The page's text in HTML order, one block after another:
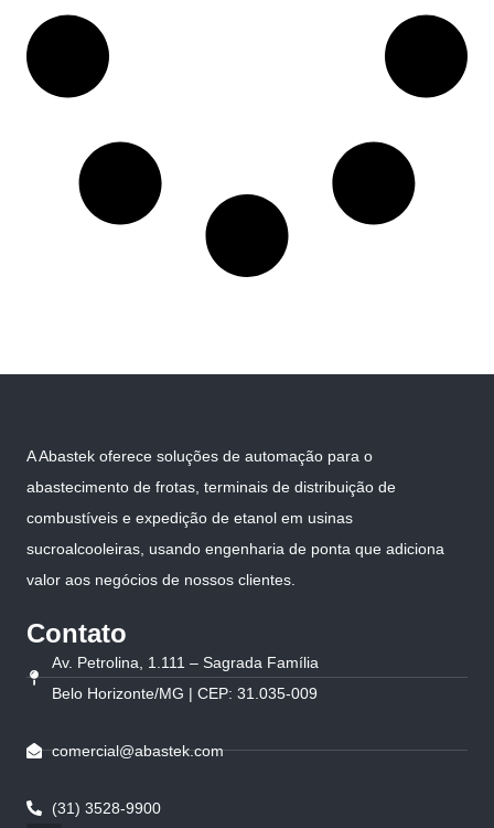
A Abastek oferece soluções de automação para o
abastecimento de frotas, terminais de distribuição de
combustíveis e expedição de etanol em usinas
sucroalcooleiras, usando engenharia de ponta que adiciona
valor aos negócios de nossos clientes.
Contato
Av. Petrolina, 1.111 – Sagrada Família
Belo Horizonte/MG | CEP: 31.035-009
comercial@abastek.com
(31) 3528-9900